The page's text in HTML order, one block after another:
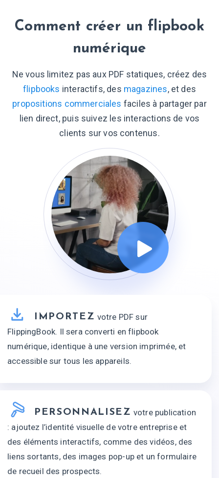
Comment créer un flipbook
numérique
Ne vous limitez pas aux PDF statiques, créez des
flipbooks interactifs, des magazines, et des
propositions commerciales faciles à partager par
lien direct, puis suivez les interactions de vos
clients sur vos contenus.
IMPORTEZ votre PDF sur
FlippingBook. Il sera converti en flipbook
numérique, identique à une version imprimée, et
accessible sur tous les appareils.
PERSONNALISEZ votre publication
: ajoutez l’identité visuelle de votre entreprise et
des éléments interactifs, comme des vidéos, des
liens sortants, des images pop-up et un formulaire
de recueil des prospects.